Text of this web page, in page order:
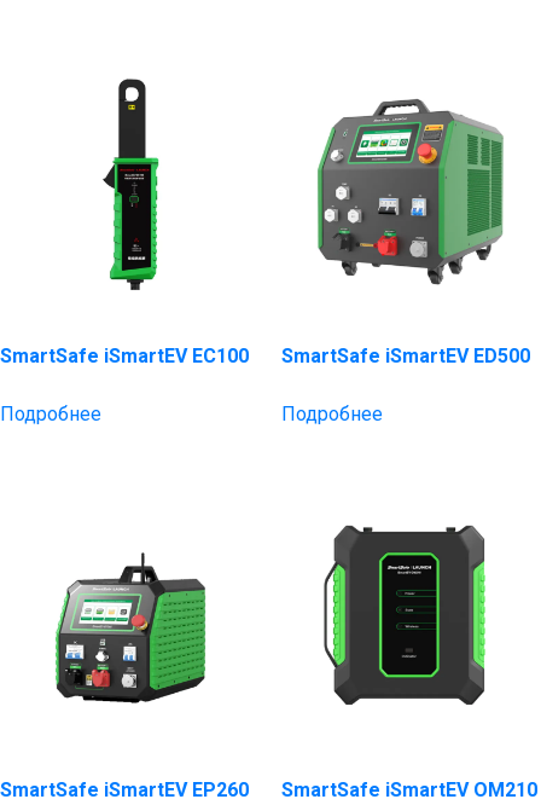
SmartSafe iSmartEV EC100
Подробнее
SmartSafe iSmartEV ED500
Подробнее
SmartSafe iSmartEV EP260 SmartSafe iSmartEV OM210